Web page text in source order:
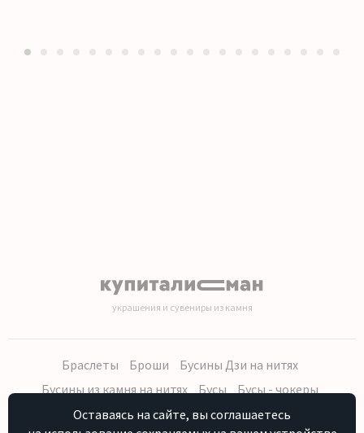
украшения и сувениры из камня
Браслеты Броши
Бусины Дзи на нитях
Бусины из камня на нитях
Бусы
Бусы - чокеры
Кольца, серьги
Кулоны
Наборы (бусы, браслет, серьги)
Оставаясь на сайте, вы соглашаетесь